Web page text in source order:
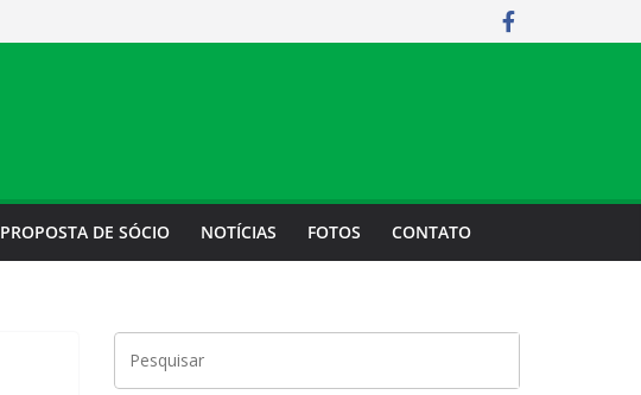
PROPOSTA DE SÓCIO NOTÍCIAS FOTOS CONTATO